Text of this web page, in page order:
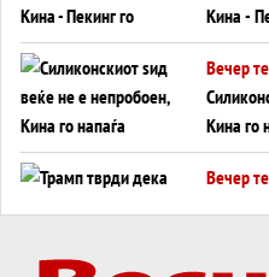
Кина -
Вечер
Кина го
Вечер